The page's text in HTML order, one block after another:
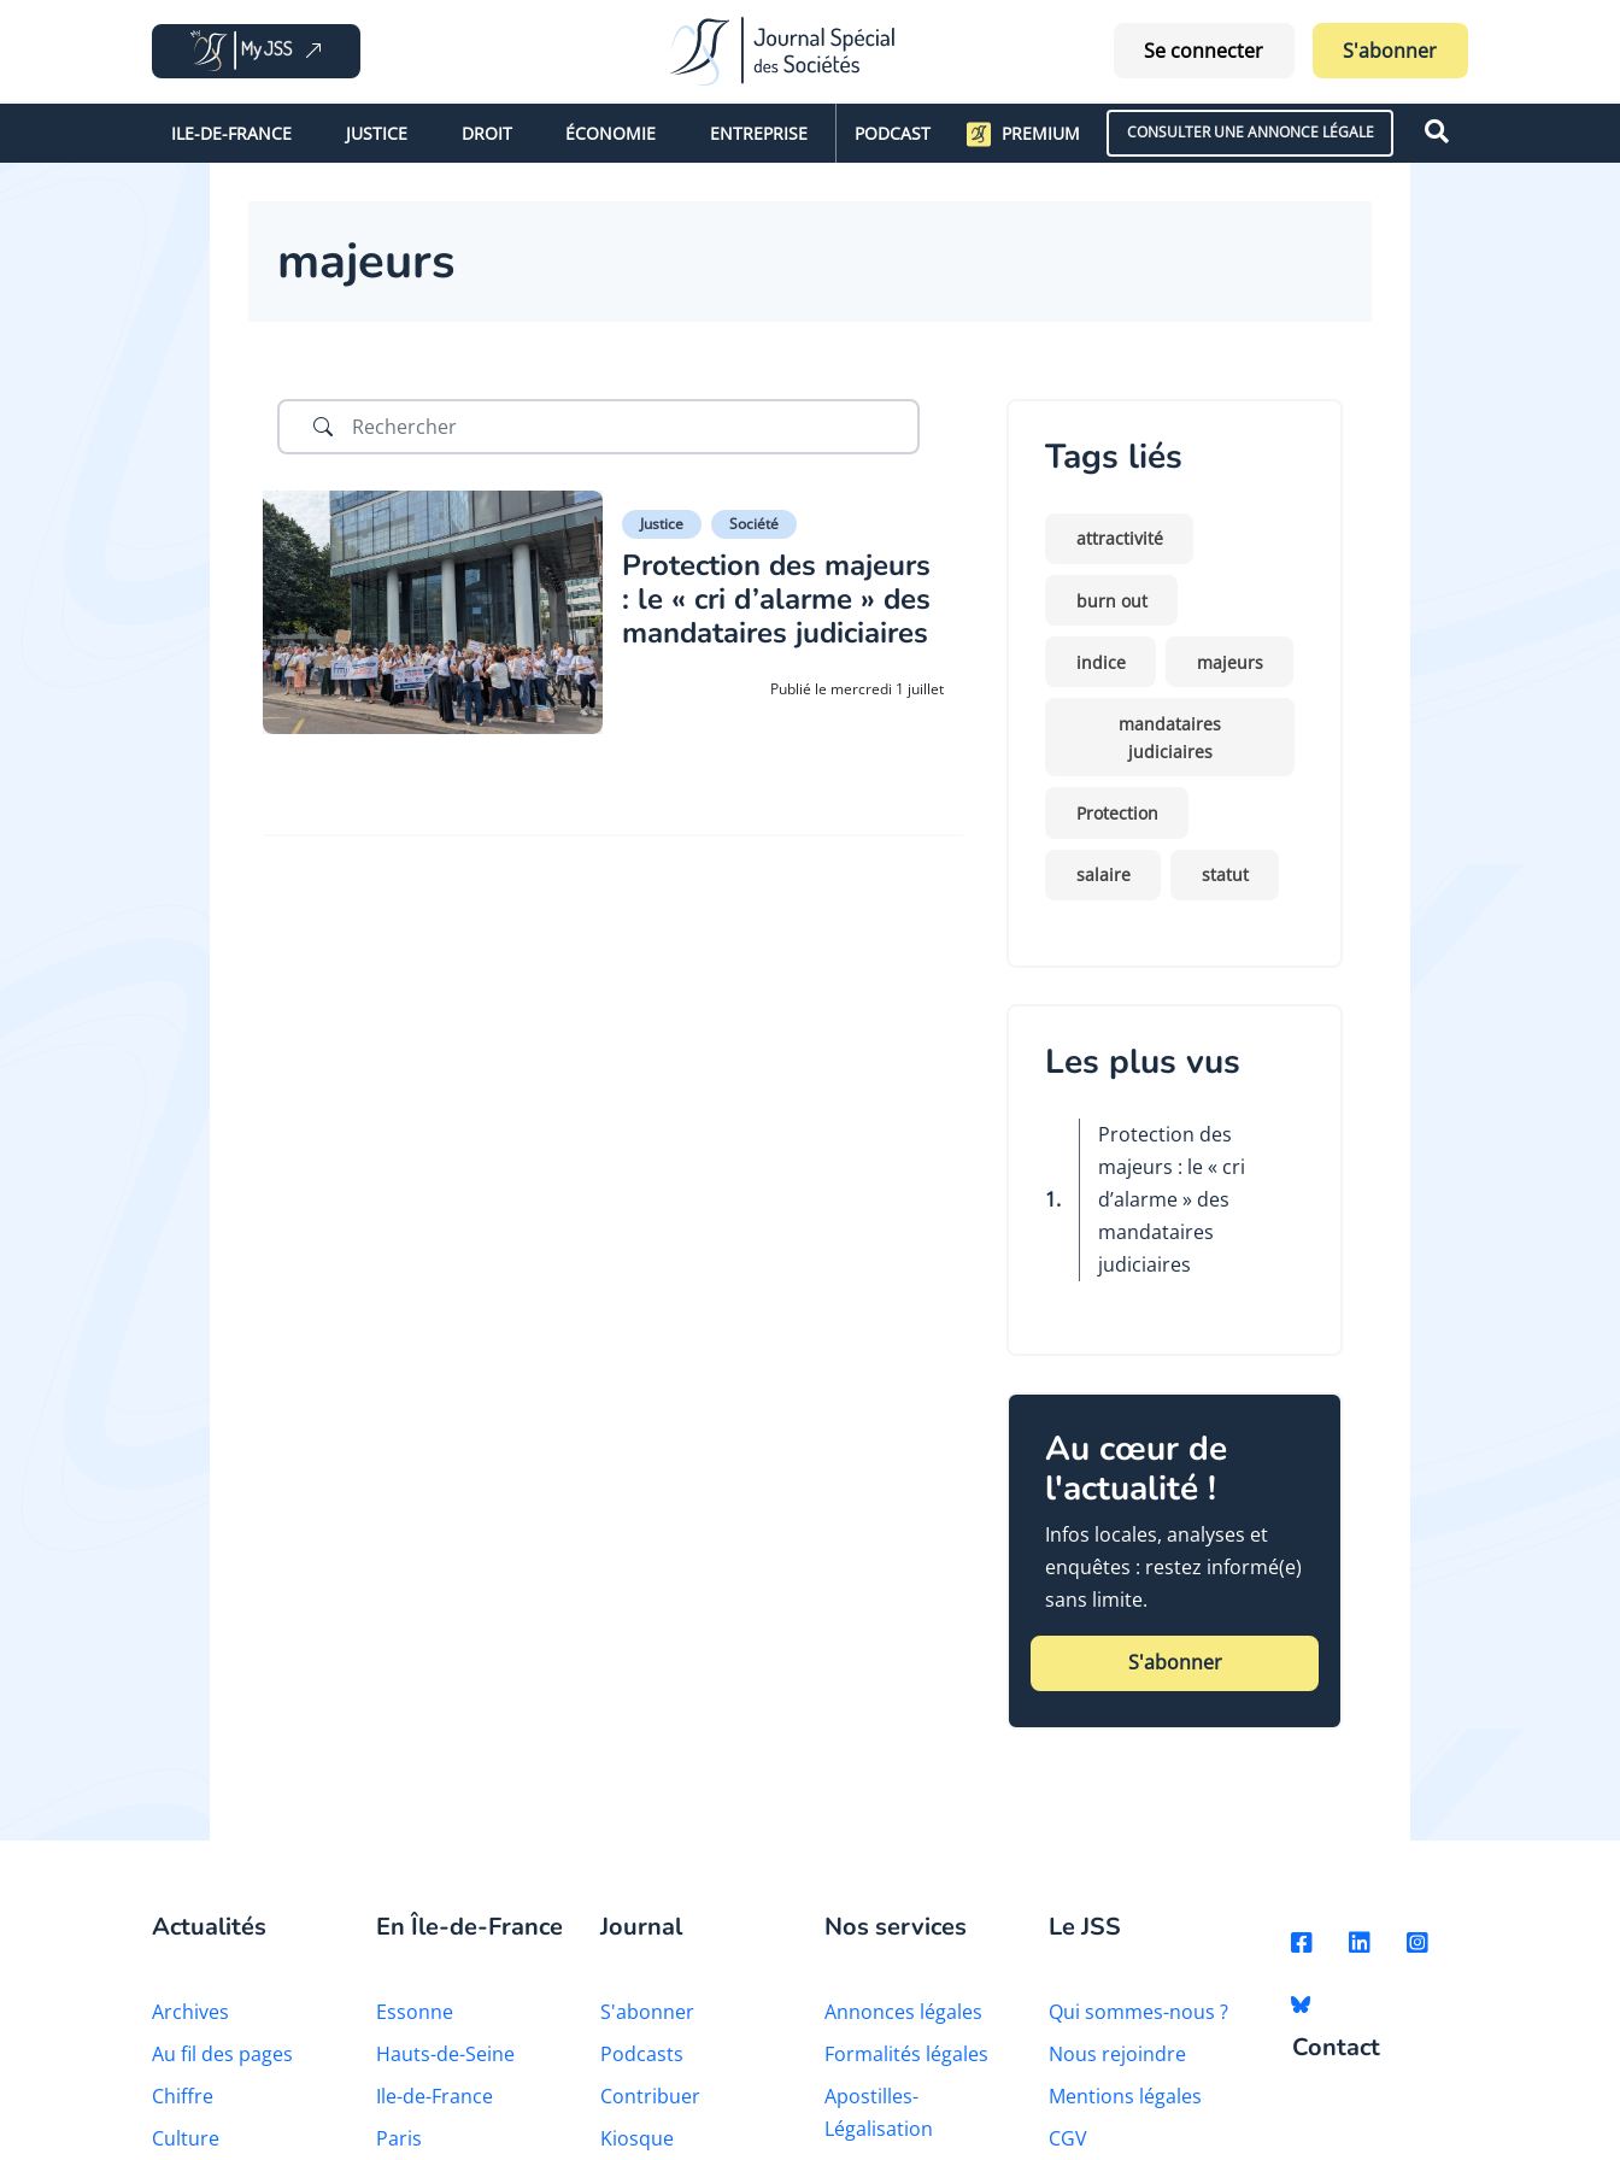
Se connecter S'abonner
ILE-DE-FRANCE JUSTICE DROIT ÉCONOMIE ENTREPRISE PODCAST PREMIUM CONSULTER UNE ANNONCE LÉGALE
majeurs
Justice Société
Protection des majeurs
: le « cri d’alarme » des
mandataires judiciaires
Publié le mercredi 1 juillet
Tags liés
attractivité
burn out
indice majeurs
mandataires
judiciaires
Protection
salaire statut
Les plus vus
1.
Protection des
majeurs : le « cri
d’alarme » des
mandataires
judiciaires
Au cœur de
l'actualité !
Infos locales, analyses et
enquêtes : restez informé(e)
sans limite.
S'abonner
Actualités
Archives
Au fil des pages
Chiffre
Culture
En Île-de-France
Essonne
Hauts-de-Seine
Ile-de-France
Paris
Journal
S'abonner
Podcasts
Contribuer
Kiosque
Nos services
Annonces légales
Formalités légales
Apostilles-
Légalisation
Le JSS
Qui sommes-nous ?
Nous rejoindre
Mentions légales
CGV
Contact